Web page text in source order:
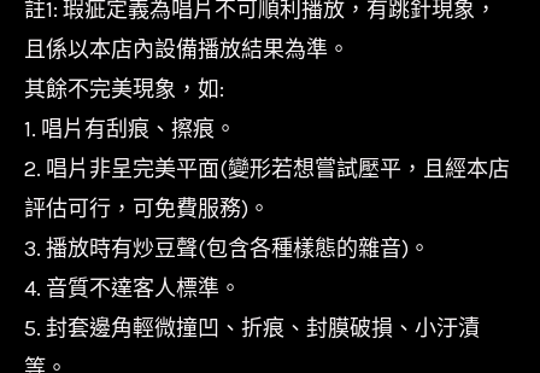
註1: 瑕疵定義為唱片不可順利播放，有跳針現象，
且係以本店內設備播放結果為準。
其餘不完美現象，如:
1. 唱片有刮痕、擦痕。
2. 唱片非呈完美平面(變形若想嘗試壓平，且經本店
評估可行，可免費服務)。
3. 播放時有炒豆聲(包含各種樣態的雜音)。
4. 音質不達客人標準。
5. 封套邊角輕微撞凹、折痕、封膜破損、小汙漬
等。